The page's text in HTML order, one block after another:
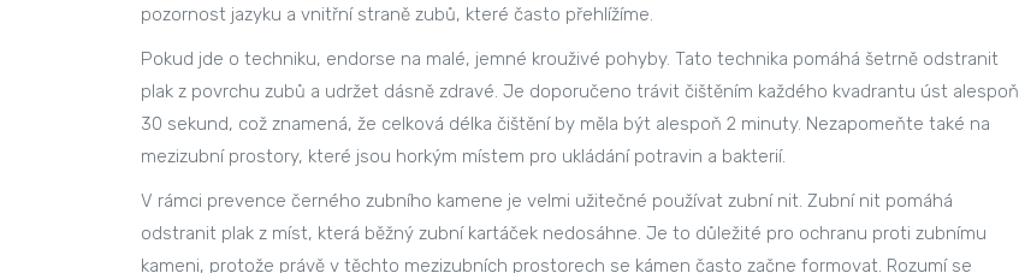
pozornost jazyku a vnitřní straně zubů, které často přehlížíme.
Pokud jde o techniku, endorse na malé, jemné krouživé pohyby. Tato technika pomáhá šetrně odstranit
plak z povrchu zubů a udržet dásně zdravé. Je doporučeno trávit čištěním každého kvadrantu úst alespoň
30 sekund, což znamená, že celková délka čištění by měla být alespoň 2 minuty. Nezapomeňte také na
mezizubní prostory, které jsou horkým místem pro ukládání potravin a bakterií.
V rámci prevence černého zubního kamene je velmi užitečné používat zubní nit. Zubní nit pomáhá
odstranit plak z míst, která běžný zubní kartáček nedosáhne. Je to důležité pro ochranu proti zubnímu
kameni, protože právě v těchto mezizubních prostorech se kámen často začne formovat. Rozumí se